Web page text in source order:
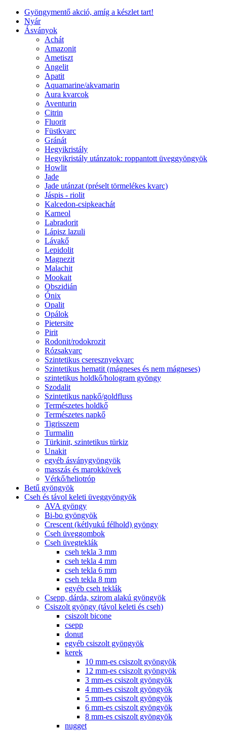
Gyöngymentő akció, amíg a készlet tart!
Nyár
Ásványok
Achát
Amazonit
Ametiszt
Angelit
Apatit
Aquamarine/akvamarin
Aura kvarcok
Aventurin
Citrin
Fluorit
Füstkvarc
Gránát
Hegyikristály
Hegyikristály utánzatok: roppantott üveggyöngyök
Howlit
Jade
Jade utánzat (préselt törmelékes kvarc)
Jáspis - riolit
Kalcedon-csipkeachát
Karneol
Labradorit
Lápisz lazuli
Lávakő
Lepidolit
Magnezit
Malachit
Mookait
Obszidián
Ónix
Opalit
Opálok
Pietersite
Pirit
Rodonit/rodokrozit
Rózsakvarc
Szintetikus cseresznyekvarc
Szintetikus hematit (mágneses és nem mágneses)
szintetikus holdkő/hologram gyöngy
Szodalit
Szintetikus napkő/goldfluss
Természetes holdkő
Természetes napkő
Tigrisszem
Turmalin
Türkinit, szintetikus türkiz
Unakit
egyéb ásványgyöngyök
masszás és marokkövek
Vérkő/heliotróp
Betű gyöngyök
Cseh és távol keleti üveggyöngyök
AVA gyöngy
Bi-bo gyöngyök
Crescent (kétlyukú félhold) gyöngy
Cseh üveggombok
Cseh üvegteklák
cseh tekla 3 mm
cseh tekla 4 mm
cseh tekla 6 mm
cseh tekla 8 mm
egyéb cseh teklák
Csepp, dárda, szirom alakú gyöngyök
Csiszolt gyöngy (távol keleti és cseh)
csiszolt bicone
csepp
donut
egyéb csiszolt gyöngyök
kerek
10 mm-es csiszolt gyöngyök
12 mm-es csiszolt gyöngyök
3 mm-es csiszolt gyöngyök
4 mm-es csiszolt gyöngyök
5 mm-es csiszolt gyöngyök
6 mm-es csiszolt gyöngyök
8 mm-es csiszolt gyöngyök
nugget